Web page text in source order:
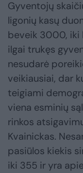
Gyventojų
ligonių kasų
beveik 3000, iki
ilgai trukęs
nesudarė
veikiausiai, dar
teigiami
viena esminių
rinkos
Kvainickas.
pasiūlos kiekis
iki 355 ir yra